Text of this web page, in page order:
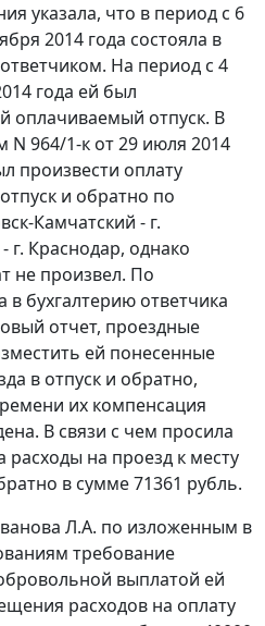
указала, что в период с 6
2014 года состояла в
На период с 4
года ей был
оплачиваемый отпуск. В
N 964/1-к от 29 июля 2014
произвести оплату
и обратно по
Камчатский - г.
г. Краснодар, однако
не произвел. По
бухгалтерию ответчика
отчет, проездные
ей понесенные
в отпуск и обратно,
их компенсация
В связи с чем просила
расходы на проезд к месту
в сумме 71361 рубль.
Л.А. по изложенным в
требование
выплатой ей
расходов на оплату